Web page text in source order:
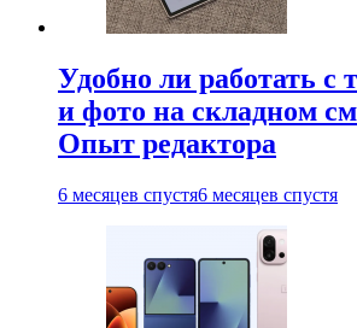
Удобно ли работать с
и фото на складном
Опыт редактора
6 месяцев спустя6 месяцев спустя